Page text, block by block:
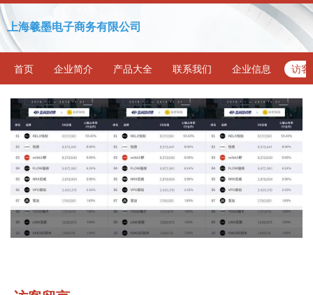
上海羲墨电子商务有限公司
首页 企业简介 产品大全 联系我们 企业信息 访客